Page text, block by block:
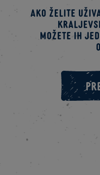
Ako želite
možete ih